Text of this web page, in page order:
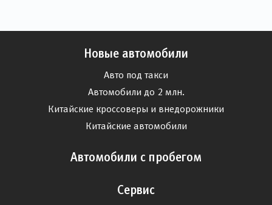
Новые автомобили
Авто под такси
Автомобили до 2 млн.
Китайские кроссоверы и внедорожники
Китайские автомобили
Автомобили с пробегом
Сервис